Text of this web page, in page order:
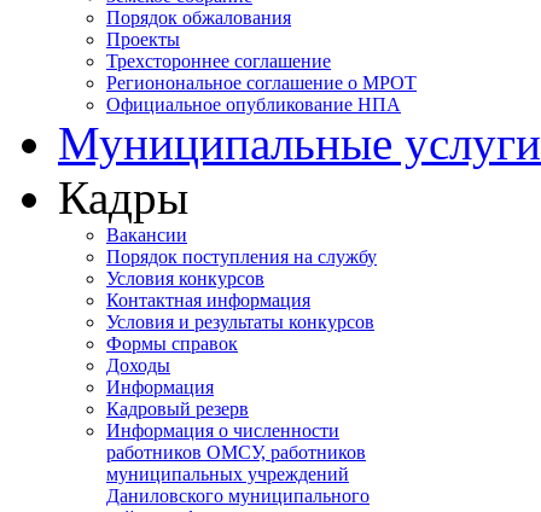
Порядок обжалования
Проекты
Трехстороннее соглашение
Регионональное соглашение о МРОТ
Официальное опубликование НПА
Муниципальные услуги
Кадры
Вакансии
Порядок поступления на службу
Условия конкурсов
Контактная информация
Условия и результаты конкурсов
Формы справок
Доходы
Информация
Кадровый резерв
Информация о численности
работников ОМСУ, работников
муниципальных учреждений
Даниловского муниципального